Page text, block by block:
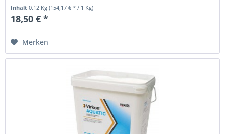
Inhalt0.12 Kg(154,17 € * / 1 Kg)
18,50 € *
Merken